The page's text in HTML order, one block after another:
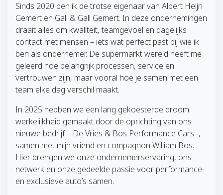
Sinds 2020 ben ik de trotse eigenaar van Albert Heijn
Gemert en Gall & Gall Gemert. In deze ondernemingen
draait alles om kwaliteit, teamgevoel en dagelijks
contact met mensen – iets wat perfect past bij wie ik
ben als ondernemer. De supermarkt wereld heeft me
geleerd hoe belangrijk processen, service en
vertrouwen zijn, maar vooral hoe je samen met een
team elke dag verschil maakt.
In 2025 hebben we een lang gekoesterde droom
werkelijkheid gemaakt door de oprichting van ons
nieuwe bedrijf – De Vries & Bos Performance Cars -,
samen met mijn vriend en compagnon William Bos.
Hier brengen we onze ondernemerservaring, ons
netwerk en onze gedeelde passie voor performance-
en exclusieve auto’s samen.